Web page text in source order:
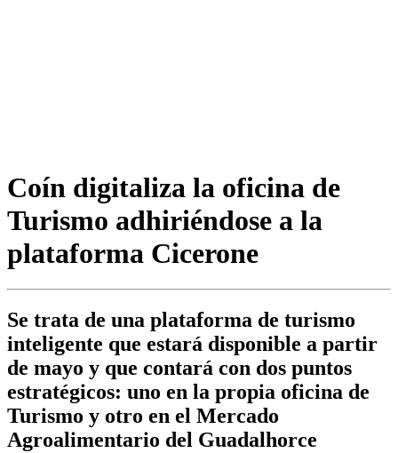
Coín digitaliza la oficina de
Turismo adhiriéndose a la
plataforma Cicerone
Se trata de una plataforma de turismo
inteligente que estará disponible a partir
de mayo y que contará con dos puntos
estratégicos: uno en la propia oficina de
Turismo y otro en el Mercado
Agroalimentario del Guadalhorce